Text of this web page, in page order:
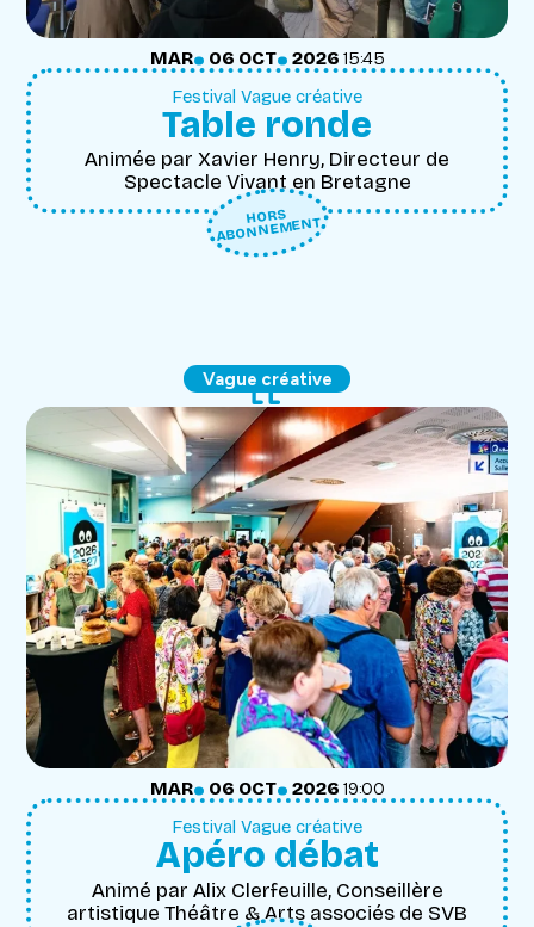
MARDI
MAR. 06
OCTOBRE
OCT.2026 15:45
Festival Vague créative
Table ronde
Animée par Xavier Henry, Directeur de
Spectacle Vivant en Bretagne
HORS
ABONNEMENT
Vague créative
MARDI
MAR. 06
OCTOBRE
OCT. 2026 19:00
Festival Vague créative
Apéro débat
Animé par Alix Clerfeuille, Conseillère
artistique Théâtre & Arts associés de SVB